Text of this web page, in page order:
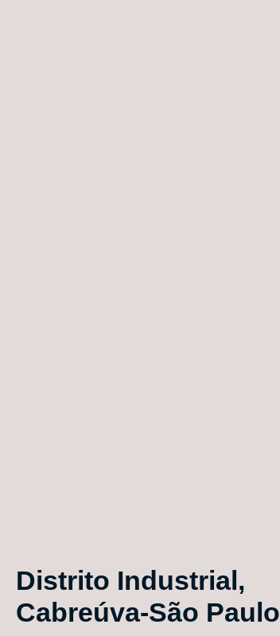
Distrito Industrial,
Cabreúva-São Paulo